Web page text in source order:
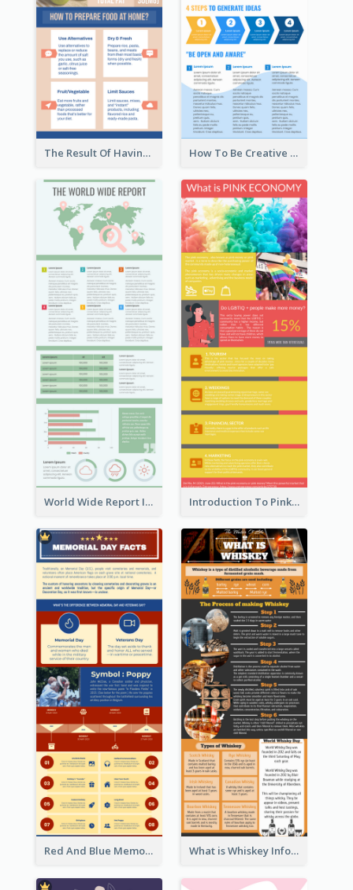
The Result Of Having Excessive Salt Infographic Design How To Be Creative Infographic
World Wide Report Infographic Introduction To Pink Economy Infographic
Red And Blue Memorial Day Fasts Infographic Design What is Whiskey Infographic